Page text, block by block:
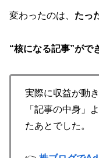
変わったのは、 たっ
“核になる記事”がで
実際に収益が動
「記事の中身」
たあとでした。